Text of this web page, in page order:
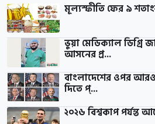
মূল্যস্ফীতি ফের ৯
ভুয়া মেডিক্যাল ডিগ্রি
আসনের প্র...
বাংলাদেশের ওপর আরও
দিতে প্...
২০২৬ বিশ্বকাপ পর্যন্ত